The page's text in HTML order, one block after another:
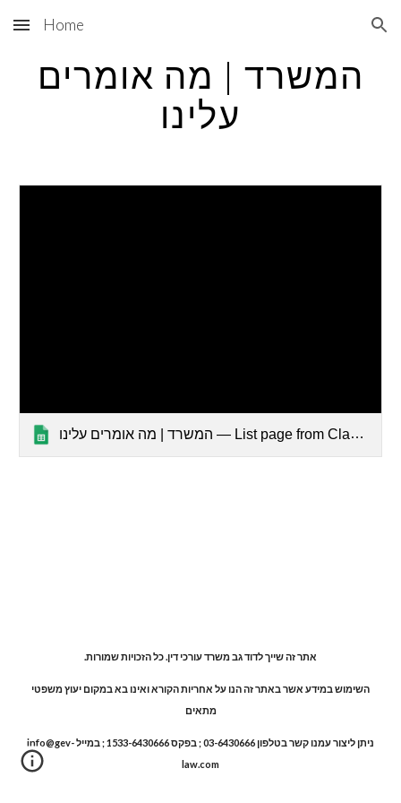
Skip to main content Skip to navigation
Home
המשרד | מה אומרים
עלינו
המשרד | מה אומרים עלינו — List page from Classic Sites
אתר זה שייך לדוד גבמשרד עורכי דין. כל הזכויות שמורות.
השימוש במידע אשר באתר זה הנו על אחריות הקורא ואינו בא במקום יעוץ משפטי
מתאים
ניתן ליצור עמנו קשר בטלפון 03-6430666 ; בפקס 1533-6430666 ; במייל info@gev-
law.com